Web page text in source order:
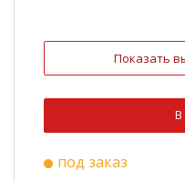
Ral 1015
Ral 7004
Показать
В
под заказ